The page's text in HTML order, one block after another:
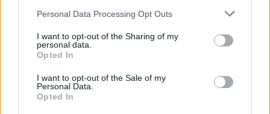
Personal Data Processing Opt Outs
I want to opt-out of the Sharing of my
personal data.
Opted In
I want to opt-out of the Sale of my
Personal Data.
Opted In
ΤΣΣΚΑ Μόσχας-Παναθηναϊκός
Ευρωλίγκα